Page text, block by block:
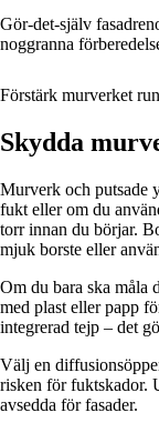
Gör-det-själv
noggranna
Förstärk murverket
Skydda
Murverk och putsade
fukt eller om du
torr innan du börjar.
mjuk borste eller
Om du bara ska måla
med plast eller papp
integrerad tejp – det
Välj en
risken för fuktskador.
avsedda för fasader.